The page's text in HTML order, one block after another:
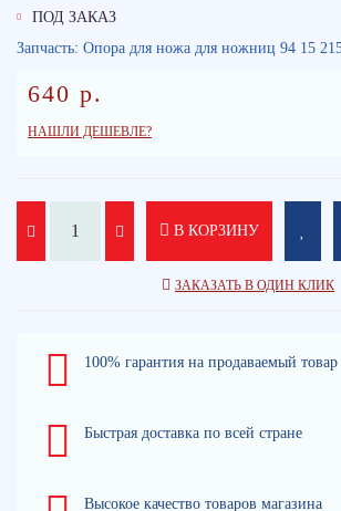
ПОД ЗАКАЗ
Запчасть: Опора для ножа для ножниц 94 15
640 р.
НАШЛИ ДЕШЕВЛЕ?
В КОРЗИНУ
ЗАКАЗАТЬ В ОДИН КЛИК
100% гарантия на продаваемый товар
Быстрая доставка по всей стране
Высокое качество товаров магазина